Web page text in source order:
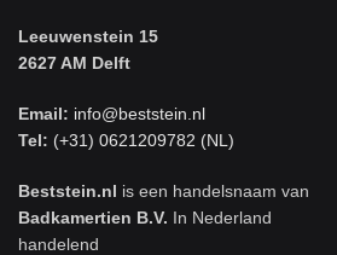
Leeuwenstein 15
2627 AM Delft
Email: info@beststein.nl
Tel: (+31) 0621209782 (NL)
Beststein.nl is een handelsnaam van
Badkamertien B.V. In Nederland
handelend